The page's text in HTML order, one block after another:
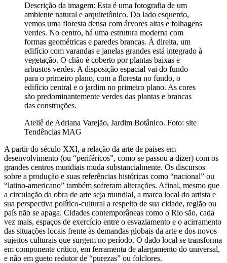
Descrição da imagem: Esta é uma fotografia de um
ambiente natural e arquitetônico. Do lado esquerdo,
vemos uma floresta densa com árvores altas e folhagens
verdes. No centro, há uma estrutura moderna com
formas geométricas e paredes brancas. À direita, um
edifício com varandas e janelas grandes está integrado à
vegetação. O chão é coberto por plantas baixas e
arbustos verdes. A disposição espacial vai do fundo
para o primeiro plano, com a floresta no fundo, o
edifício central e o jardim no primeiro plano. As cores
são predominantemente verdes das plantas e brancas
das construções.
Ateliê de Adriana Varejão, Jardim Botânico. Foto: site
Tendências MAG
A partir do século XXI, a relação da arte de países em
desenvolvimento (ou “periféricos”, como se passou a dizer) com os
grandes centros mundiais muda substancialmente. Os discursos
sobre a produção e suas referências históricas como “nacional” ou
“latino-americano” também sofreram alterações. Afinal, mesmo que
a circulação da obra de arte seja mundial, a marca local do artista e
sua perspectiva político-cultural a respeito de sua cidade, região ou
país não se apaga. Cidades contemporâneas como o Rio são, cada
vez mais, espaços de exercício entre o esvaziamento e o acirramento
das situações locais frente às demandas globais da arte e dos novos
sujeitos culturais que surgem no período. O dado local se transforma
em componente crítico, em ferramenta de alargamento do universal,
e não em gueto redutor de “purezas” ou folclores.